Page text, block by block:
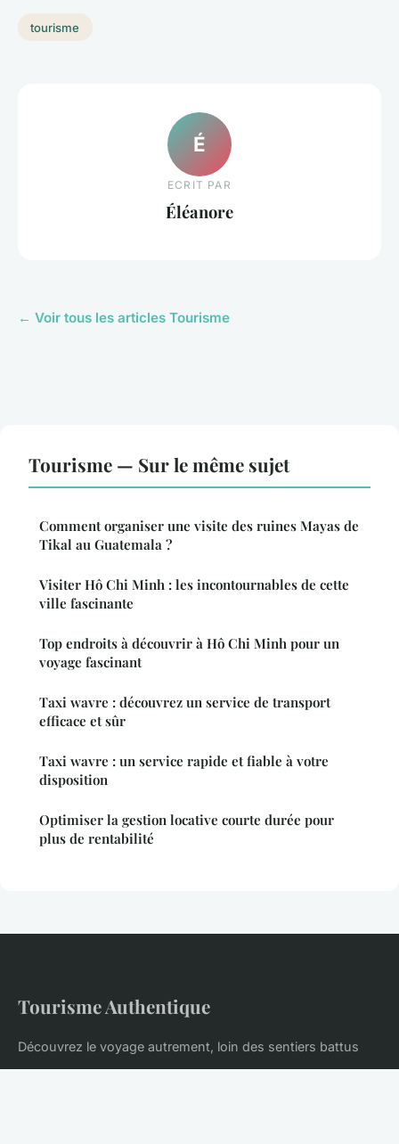
tourisme
É
ECRIT PAR
Éléanore
← Voir tous les articles Tourisme
Tourisme — Sur le même sujet
Comment organiser une visite des ruines Mayas de
Tikal au Guatemala ?
Visiter Hô Chi Minh : les incontournables de cette
ville fascinante
Top endroits à découvrir à Hô Chi Minh pour un
voyage fascinant
Taxi wavre : découvrez un service de transport
efficace et sûr
Taxi wavre : un service rapide et fiable à votre
disposition
Optimiser la gestion locative courte durée pour
plus de rentabilité
Tourisme Authentique
Découvrez le voyage autrement, loin des sentiers battus